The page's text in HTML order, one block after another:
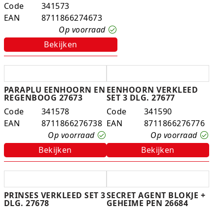
Code
341573
EAN
8711866274673
Op voorraad
Bekijken
PARAPLU EENHOORN EN
REGENBOOG 27673
Code
341578
EAN
8711866276738
Op voorraad
Bekijken
EENHOORN VERKLEED
SET 3 DLG. 27677
Code
341590
EAN
8711866276776
Op voorraad
Bekijken
PRINSES VERKLEED SET 3
DLG. 27678
SECRET AGENT BLOKJE +
GEHEIME PEN 26684